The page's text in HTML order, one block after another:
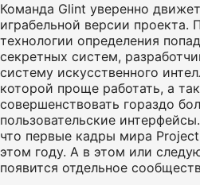
Команда Glint уверенно
играбельной версии
технологии определения
секретных систем,
систему искусственного
которой проще работать, а
совершенствовать гораздо
пользовательские
что первые кадры мира
этом году. А в этом или
появится отдельное